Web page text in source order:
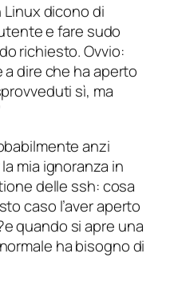
Linux dicono di
e fare sudo
richiesto. Ovvio:
dire che ha aperto
sì, ma
anzi
mia ignoranza in
delle ssh: cosa
caso l’aver aperto
quando si apre una
ha bisogno di